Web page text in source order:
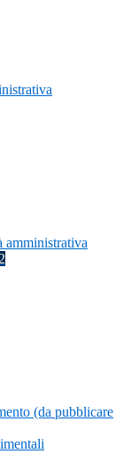
amministrativa
2
(da pubblicare